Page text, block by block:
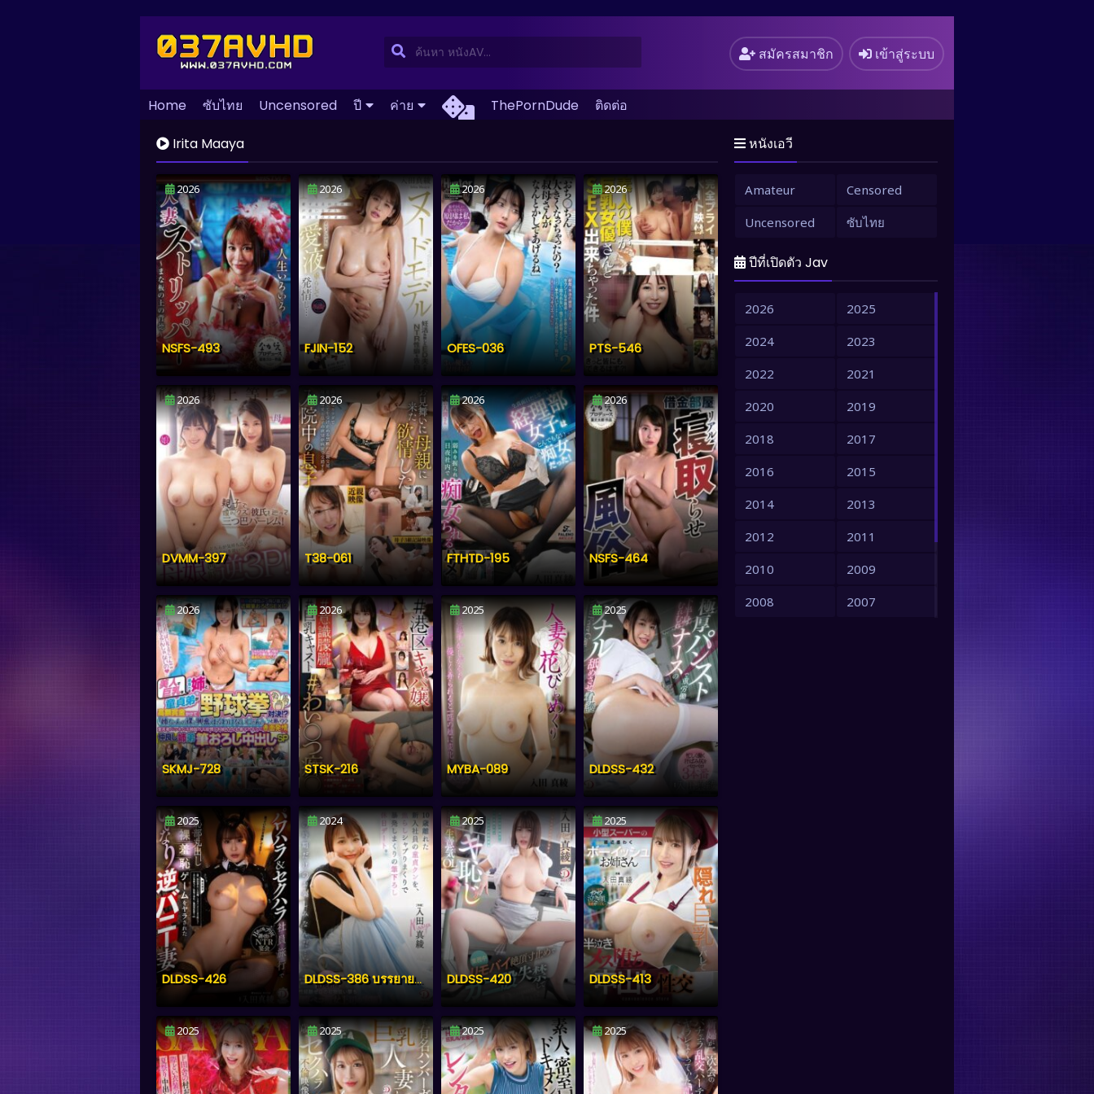
สมัครสมาชิก เข้าสู่ระบบ
Home ซับไทย Uncensored ปี ค่าย ThePornDude ติดต่อ
Irita Maaya
2026
NSFS-493
2026
FJIN-152
2026
OFES-036
2026
PTS-546
2026
DVMM-397
2026
T38-061
2026
FTHTD-195
2026
NSFS-464
2026
SKMJ-728
2026
STSK-216
2025
MYBA-089
2025
DLDSS-432
2025
DLDSS-426
2024
DLDSS-386 บรรยายไทย
2025
DLDSS-420
2025
DLDSS-413
2025 2025 2025 2025
หนังเอวี
Amateur
Censored
Uncensored
ซับไทย
ปีที่เปิดตัว Jav
2026
2025
2024
2023
2022
2021
2020
2019
2018
2017
2016
2015
2014
2013
2012
2011
2010
2009
2008
2007